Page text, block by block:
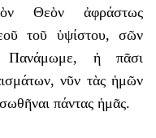
Θεὸν ἀφράστως
τοῦ ὑψίστου, σῶν
Πανάμωμε, ἡ πᾶσι
νῦν τὰς ἡμῶν
πάντας ἡμᾶς.